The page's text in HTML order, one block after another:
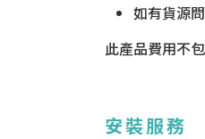
如有貨源
此產品費用不
安裝服務